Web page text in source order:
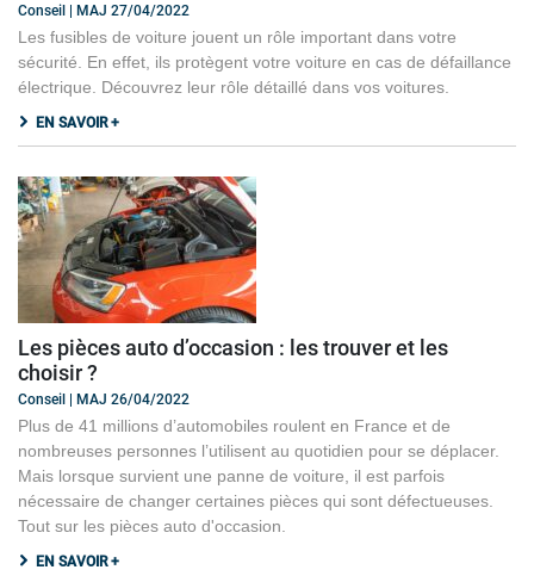
Conseil | MAJ 27/04/2022
Les fusibles de voiture jouent un rôle important dans votre
sécurité. En effet, ils protègent votre voiture en cas de défaillance
électrique. Découvrez leur rôle détaillé dans vos voitures.
EN SAVOIR +
Les pièces auto d’occasion : les trouver et les
choisir ?
Conseil | MAJ 26/04/2022
Plus de 41 millions d’automobiles roulent en France et de
nombreuses personnes l’utilisent au quotidien pour se déplacer.
Mais lorsque survient une panne de voiture, il est parfois
nécessaire de changer certaines pièces qui sont défectueuses.
Tout sur les pièces auto d'occasion.
EN SAVOIR +